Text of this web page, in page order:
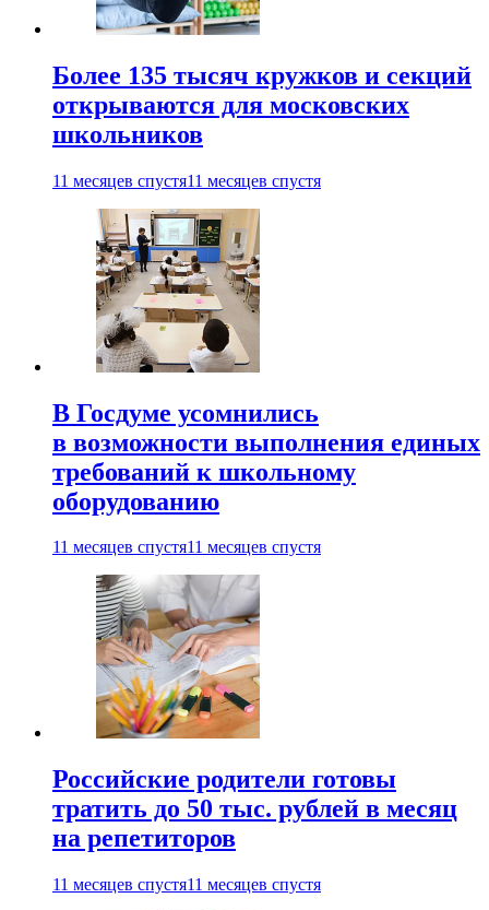
Более 135 тысяч кружков и секций
открываются для московских
школьников
11 месяцев спустя11 месяцев спустя
В Госдуме усомнились
в возможности выполнения единых
требований к школьному
оборудованию
11 месяцев спустя11 месяцев спустя
Российские родители готовы
тратить до 50 тыс. рублей в месяц
на репетиторов
11 месяцев спустя11 месяцев спустя